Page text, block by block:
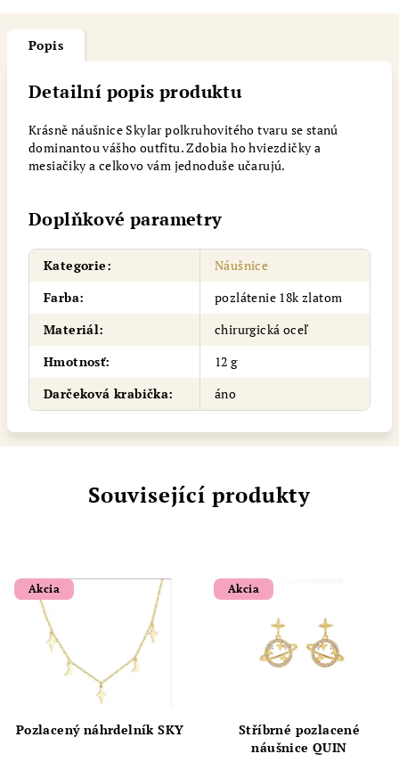
Popis
Detailní popis produktu
Krásně náušnice Skylar polkruhovitého tvaru se stanú
dominantou vášho outfitu. Zdobia ho hviezdičky a
mesiačiky a celkovo vám jednoduše učarujú.
Doplňkové parametry
Kategorie:
Náušnice
Farba:
pozlátenie 18k zlatom
Materiál:
chirurgická oceľ
Hmotnosť:
12 g
Darčeková krabička: áno
Související produkty
Akcia
Pozlacený náhrdelník SKY
Akcia
Stříbrné pozlacené
náušnice QUIN